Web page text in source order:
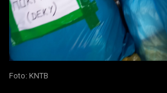
Foto: KNTB